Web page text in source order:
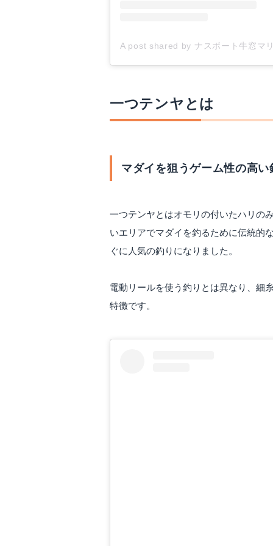
A post shared by ナスボート牛窓マ
一つテンヤとは
マダイを狙うゲーム性の高い
一つテンヤとはオモリの付いたハリの
いエリアでマダイを釣るために伝統的
ぐに人気の釣りになりました。
電動リールを使う釣りとは異なり、細
特徴です。